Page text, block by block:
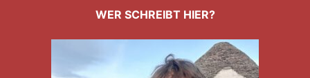
WER SCHREIBT HIER?